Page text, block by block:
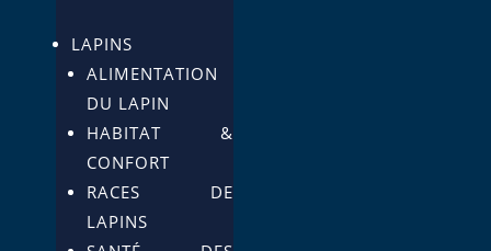
LAPINS
ALIMENTATION
DU LAPIN
HABITAT &
CONFORT
RACES DE
LAPINS